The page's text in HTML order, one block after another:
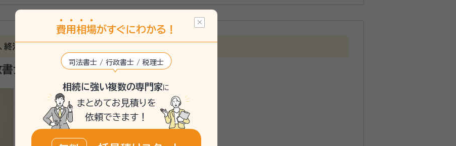
プライアンスの整備・強化など幅広く企業の支援に取り組む。 2012年に行政書士試験合格。個人情報保護士
パークである京都リサーチパーク内に2019年3月「行政書士 ヒロ中村法務事務所」を開設。
相続についてもご相談に乗っていただけました。また、今後相続や困りごとがあった場合に、ご相談できる
終活が専門です
士三上隆事務所
費用 相場がすぐにわかる！
司法書士 / 行政書士 / 税理士
相続に強い複数の専門家に
まとめてお見積りを
依頼できます！